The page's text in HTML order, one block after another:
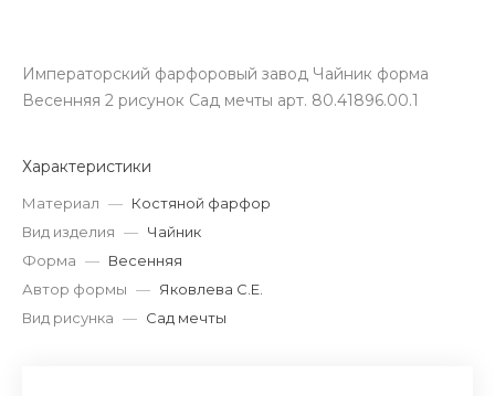
Императорский фарфоровый завод Чайник форма
Весенняя 2 рисунок Сад мечты арт. 80.41896.00.1
Характеристики
Материал — Костяной фарфор
Вид изделия — Чайник
Форма — Весенняя
Автор формы — Яковлева С.Е.
Вид рисунка — Сад мечты